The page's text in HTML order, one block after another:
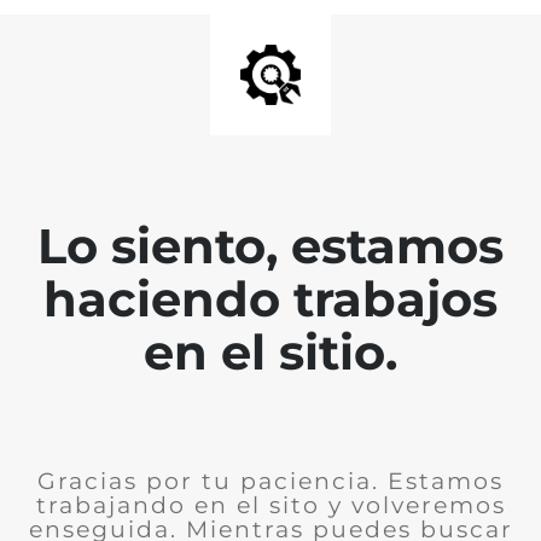
Lo siento, estamos
haciendo trabajos
en el sitio.
Gracias por tu paciencia. Estamos
trabajando en el sito y volveremos
enseguida. Mientras puedes buscar